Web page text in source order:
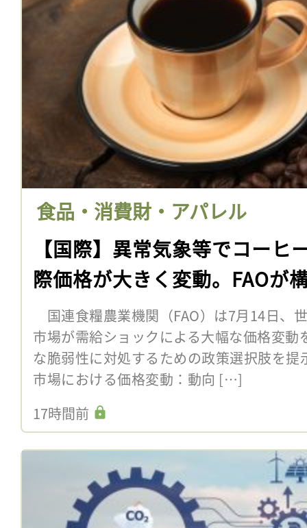
食品・消費財・アパレル
【国際】異常気象等でコーヒ
際価格が大きく変動。FAOが
国連食糧農業機関（FAO）は7月14日、
市場が需給ショックによる大幅な価格変動
な脆弱性に対処するための政策選択肢を
市場における価格変動：動向 […]
17時間前